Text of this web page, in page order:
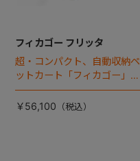
フィカゴー フリッタ
超・コンパクト、自動収納ペ
ットカート「フィカゴー」に
キャビン着脱タイプが新登
場！
￥56,100